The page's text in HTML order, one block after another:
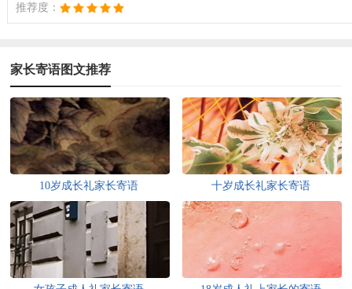
推荐度：
家长寄语图文推荐
10岁成长礼家长寄语 十岁成长礼家长寄语